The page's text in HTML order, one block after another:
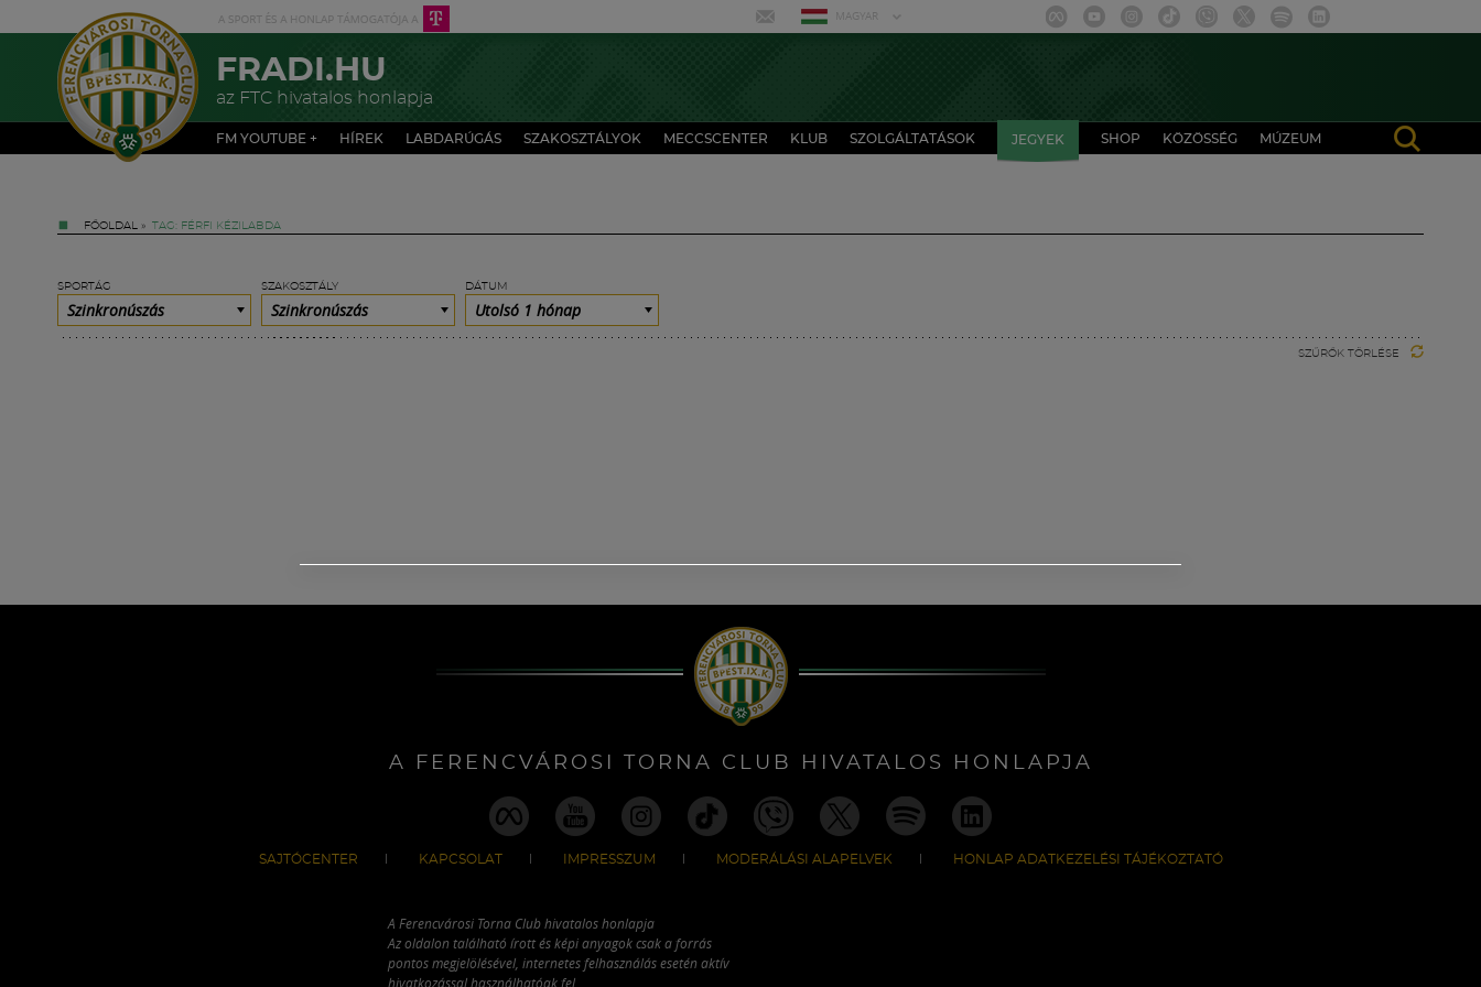
MAGYAR
FRADI.HU
az FTC hivatalos honlapja
FM YOUTUBE + HÍREK LABDARÚGÁS SZAKOSZTÁLYOK MECCSCENTER KLUB SZOLGÁLTATÁSOK JEGYEK SHOP KÖZÖSSÉG MÚZEUM
FŐOLDAL » TAG: FÉRFI KÉZILABDA
SPORTÁG
Szinkronúszás
SZAKOSZTÁLY
Szinkronúszás
DÁTUM
Utolsó 1 hónap
SZŰRŐK TÖRLÉSE
A FERENCVÁROSI TORNA CLUB HIVATALOS HONLAPJA
SAJTÓCENTER KAPCSOLAT IMPRESSZUM MODERÁLÁSI ALAPELVEK HONLAP ADATKEZELÉSI TÁJÉKOZTATÓ
A Ferencvárosi Torna Club hivatalos honlapja
Az oldalon található írott és képi anyagok csak a forrás
pontos megjelölésével, internetes felhasználás esetén aktív
hivatkozással használhatóak fel.